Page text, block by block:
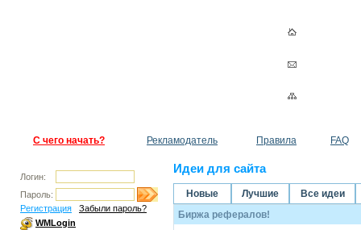
С чего начать? Рекламодатель Правила FAQ
Логин:
Пароль:
Регистрация
Забыли пароль?
WMLogin
Идеи для сайта
Новые Лучшие
Все идеи
Биржа рефералов!